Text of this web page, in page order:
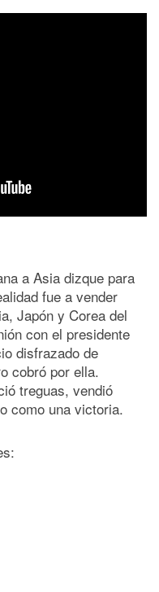
a Asia dizque para
fue a vender
Japón y Corea del
con el presidente
disfrazado de
cobró por ella.
treguas, vendió
como una victoria.